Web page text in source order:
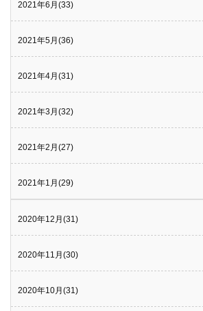
2021年6月(33)
2021年5月(36)
2021年4月(31)
2021年3月(32)
2021年2月(27)
2021年1月(29)
2020年12月(31)
2020年11月(30)
2020年10月(31)